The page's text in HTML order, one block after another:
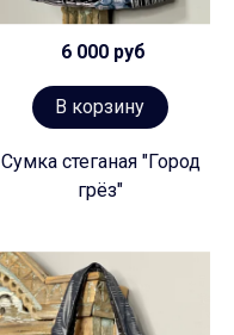
6 000 руб
В корзину
Сумка стеганая "Город
грёз"